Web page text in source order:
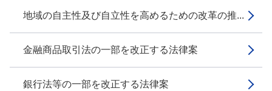
地域の自主性及び自立性を高めるための改革の推...
金融商品取引法の一部を改正する法律案
銀行法等の一部を改正する法律案